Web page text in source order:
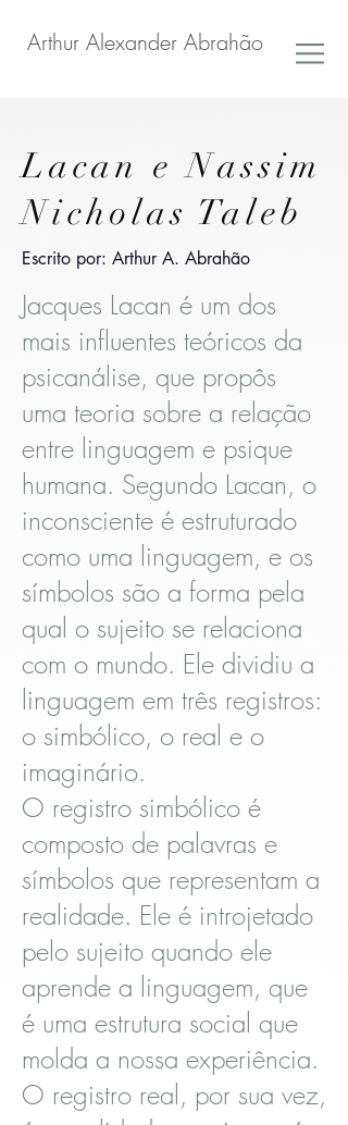
Arthur Alexander Abrahão
Lacan e Nassim
Nicholas Taleb
Escrito por: Arthur A. Abrahão
Jacques Lacan é um dos
mais influentes teóricos da
psicanálise, que propôs
uma teoria sobre a relação
entre linguagem e psique
humana. Segundo Lacan, o
inconsciente é estruturado
como uma linguagem, e os
símbolos são a forma pela
qual o sujeito se relaciona
com o mundo. Ele dividiu a
linguagem em três registros:
o simbólico, o real e o
imaginário.
O registro simbólico é
composto de palavras e
símbolos que representam a
realidade. Ele é introjetado
pelo sujeito quando ele
aprende a linguagem, que
é uma estrutura social que
molda a nossa experiência.
O registro real, por sua vez,